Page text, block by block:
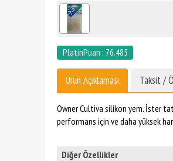
PlatinPuan : 76.485
Ürün Açıklaması Taksit /
Owner Cultiva silikon yem. İster
performans için ve daha yüksek
Diğer Özellikler